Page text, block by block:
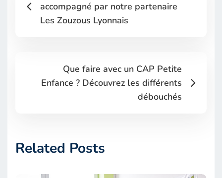
accompagné par notre partenaire
Les Zouzous Lyonnais
Que faire avec un CAP Petite
Enfance ? Découvrez les différents
débouchés
Related Posts